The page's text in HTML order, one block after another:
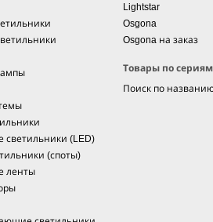
светильники (LED)
(споты)
ленты
Lightstar
Osgona
Osgona на заказ
Товары по сериям
Поиск по